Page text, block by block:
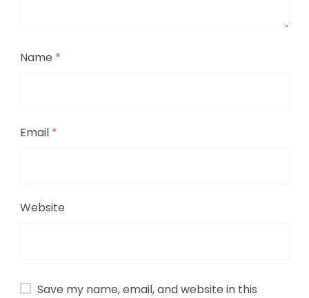
Name *
Email *
Website
Save my name, email, and website in this